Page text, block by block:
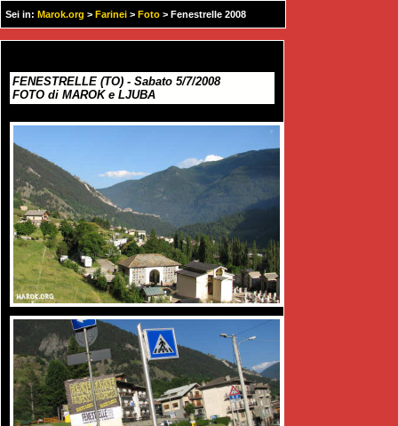
Sei in: Marok.org > Farinei > Foto > Fenestrelle 2008
FENESTRELLE (TO) - Sabato 5/7/2008
FOTO di MAROK e LJUBA